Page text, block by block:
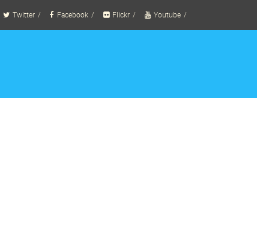
Twitter Facebook Flickr Youtube